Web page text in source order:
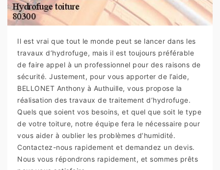
Il est vrai que tout le monde peut se lancer dans les
travaux d’hydrofuge, mais il est toujours préférable
de faire appel à un professionnel pour des raisons de
sécurité. Justement, pour vous apporter de l’aide,
BELLONET Anthony à Authuille, vous propose la
réalisation des travaux de traitement d’hydrofuge.
Quels que soient vos besoins, et quel que soit le type
de votre toiture, notre équipe fera le nécessaire pour
vous aider à oublier les problèmes d’humidité.
Contactez-nous rapidement et demandez un devis.
Nous vous répondrons rapidement, et sommes prêts